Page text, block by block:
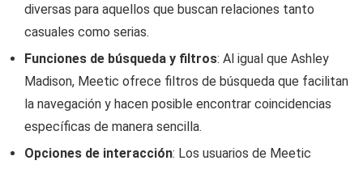
diversas para aquellos que buscan relaciones tanto
casuales como serias.
Funciones de búsqueda y filtros: Al igual que Ashley
Madison, Meetic ofrece filtros de búsqueda que facilitan
la navegación y hacen posible encontrar coincidencias
específicas de manera sencilla.
Opciones de interacción: Los usuarios de Meetic